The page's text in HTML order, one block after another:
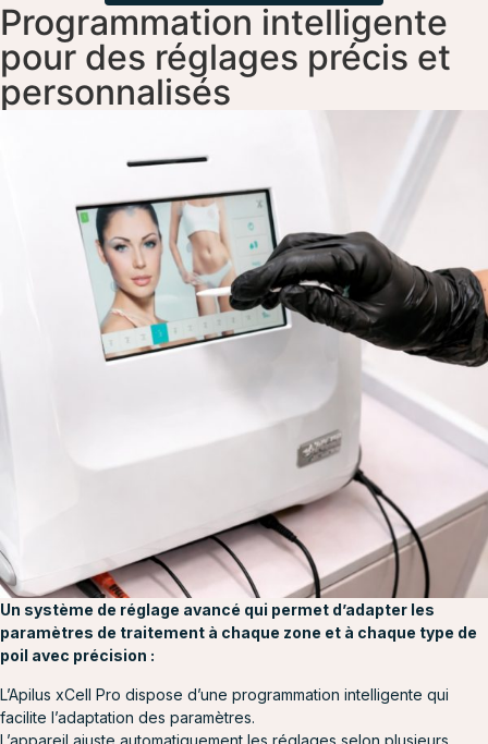
Programmation intelligente
pour des réglages précis et
personnalisés
Un système de réglage avancé qui permet d’adapter les
paramètres de traitement à chaque zone et à chaque type de
poil avec précision :
L’Apilus xCell Pro dispose d’une programmation intelligente qui
facilite l’adaptation des paramètres.
L’appareil ajuste automatiquement les réglages selon plusieurs